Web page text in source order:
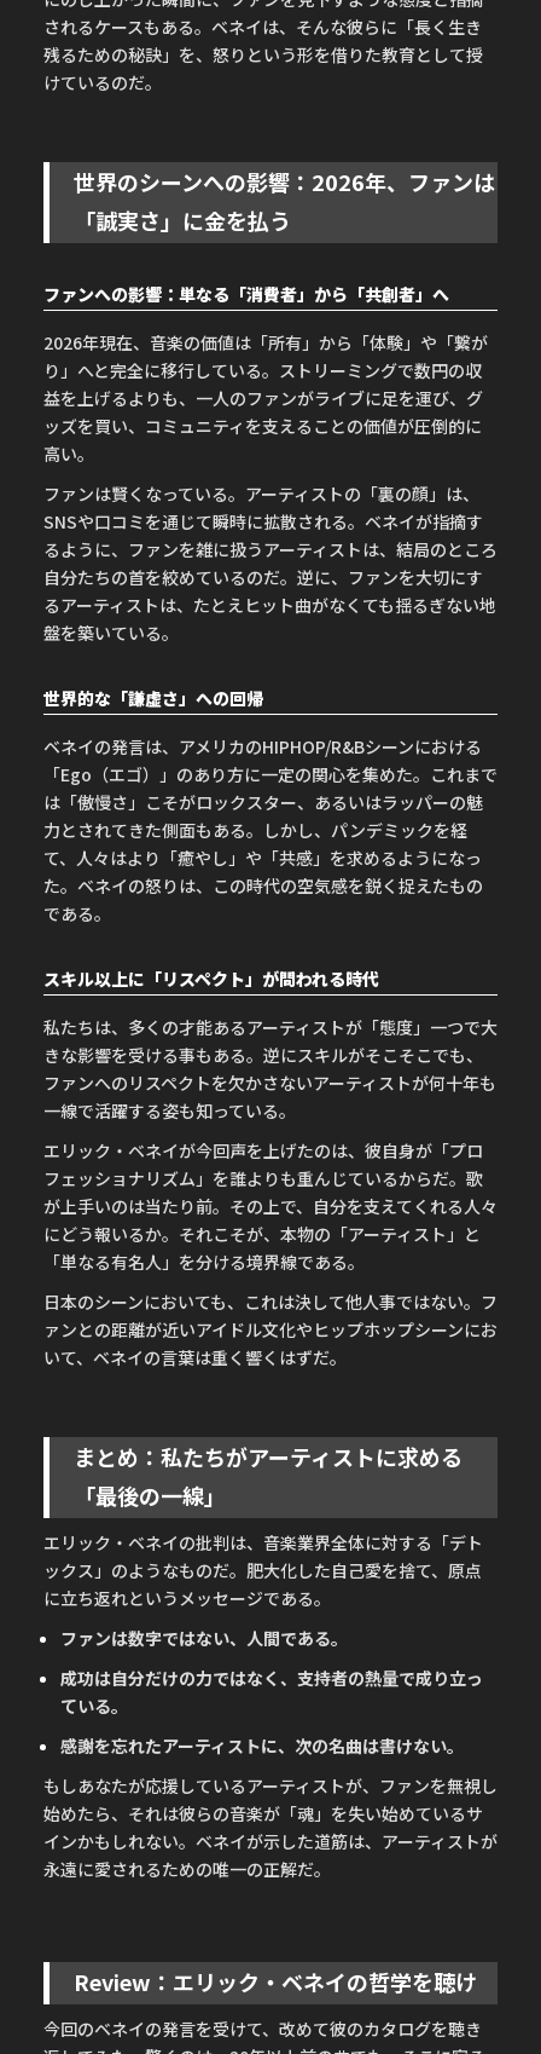
されるケースもある。ベネイは、そんな彼らに「長く生き
残るための秘訣」を、怒りという形を借りた教育として授
けているのだ。
世界のシーンへの影響：2026年、ファンは
「誠実さ」に金を払う
ファンへの影響：単なる「消費者」から「共創者」へ
2026年現在、音楽の価値は「所有」から「体験」や「繋が
り」へと完全に移行している。ストリーミングで数円の収
益を上げるよりも、一人のファンがライブに足を運び、グ
ッズを買い、コミュニティを支えることの価値が圧倒的に
高い。
ファンは賢くなっている。アーティストの「裏の顔」は、
SNSや口コミを通じて瞬時に拡散される。ベネイが指摘す
るように、ファンを雑に扱うアーティストは、結局のところ
自分たちの首を絞めているのだ。逆に、ファンを大切にす
るアーティストは、たとえヒット曲がなくても揺るぎない地
盤を築いている。
世界的な「謙虚さ」への回帰
ベネイの発言は、アメリカのHIPHOP/R&Bシーンにおける
「Ego（エゴ）」のあり方に一定の関心を集めた。これまで
は「傲慢さ」こそがロックスター、あるいはラッパーの魅
力とされてきた側面もある。しかし、パンデミックを経
て、人々はより「癒やし」や「共感」を求めるようになっ
た。ベネイの怒りは、この時代の空気感を鋭く捉えたもの
である。
スキル以上に「リスペクト」が問われる時代
私たちは、多くの才能あるアーティストが「態度」一つで大
きな影響を受ける事もある。逆にスキルがそこそこでも、
ファンへのリスペクトを欠かさないアーティストが何十年も
一線で活躍する姿も知っている。
エリック・ベネイが今回声を上げたのは、彼自身が「プロ
フェッショナリズム」を誰よりも重んじているからだ。歌
が上手いのは当たり前。その上で、自分を支えてくれる人々
にどう報いるか。それこそが、本物の「アーティスト」と
「単なる有名人」を分ける境界線である。
日本のシーンにおいても、これは決して他人事ではない。フ
ァンとの距離が近いアイドル文化やヒップホップシーンにお
いて、ベネイの言葉は重く響くはずだ。
まとめ：私たちがアーティストに求める
「最後の一線」
エリック・ベネイの批判は、音楽業界全体に対する「デト
ックス」のようなものだ。肥大化した自己愛を捨て、原点
に立ち返れというメッセージである。
ファンは数字ではない、人間である。
成功は自分だけの力ではなく、支持者の熱量で成り立っ
ている。
感謝を忘れたアーティストに、次の名曲は書けない。
もしあなたが応援しているアーティストが、ファンを無視し
始めたら、それは彼らの音楽が「魂」を失い始めているサ
インかもしれない。ベネイが示した道筋は、アーティストが
永遠に愛されるための唯一の正解だ。
Review：エリック・ベネイの哲学を聴け
今回のベネイの発言を受けて、改めて彼のカタログを聴き